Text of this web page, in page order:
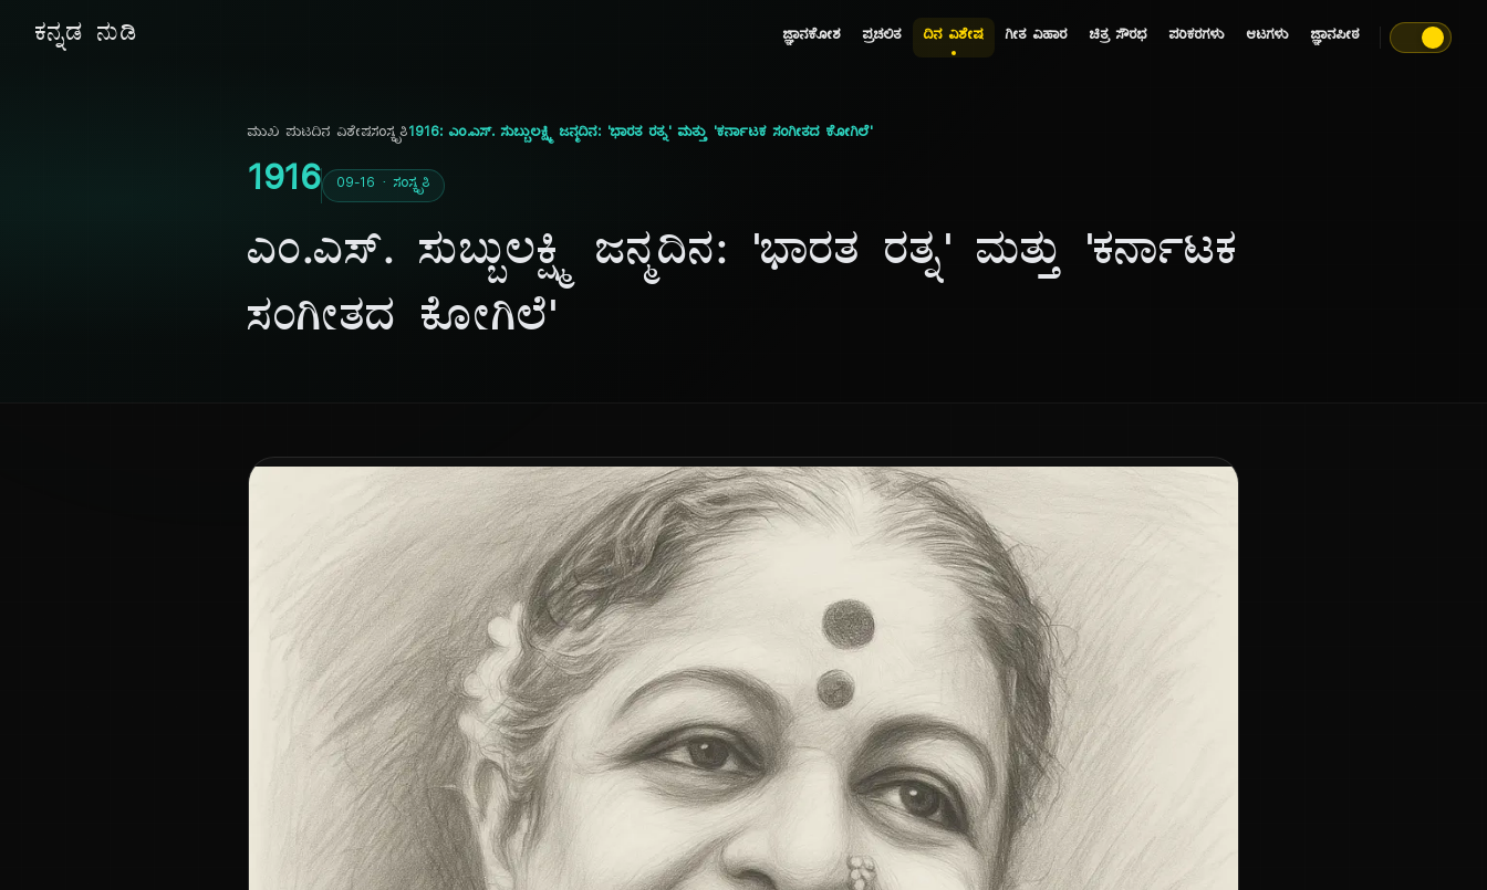
ಕನ್ನಡ ನುಡಿ ಜ್ಞಾನಕೋಶ ಪ್ರಚಲಿತ ದಿನ ವಿಶೇಷ ಗೀತ ವಿಹಾರ ಚಿತ್ರ ಸೌರಭ ಪರಿಕರಗಳು ಆಟಗಳು ಜ್ಞಾನಪೀಠ
ಮುಖ ಪುಟದಿನ ವಿಶೇಷಸಂಸ್ಕೃತಿ1916: ಎಂ.ಎಸ್. ಸುಬ್ಬುಲಕ್ಷ್ಮಿ ಜನ್ಮದಿನ: 'ಭಾರತ ರತ್ನ' ಮತ್ತು 'ಕರ್ನಾಟಕ ಸಂಗೀತದ ಕೋಗಿಲೆ'
1916 09-16 · ಸಂಸ್ಕೃತಿ
ಎಂ.ಎಸ್. ಸುಬ್ಬುಲಕ್ಷ್ಮಿ ಜನ್ಮದಿನ: 'ಭಾರತ ರತ್ನ' ಮತ್ತು 'ಕರ್ನಾಟಕ
ಸಂಗೀತದ ಕೋಗಿಲೆ'